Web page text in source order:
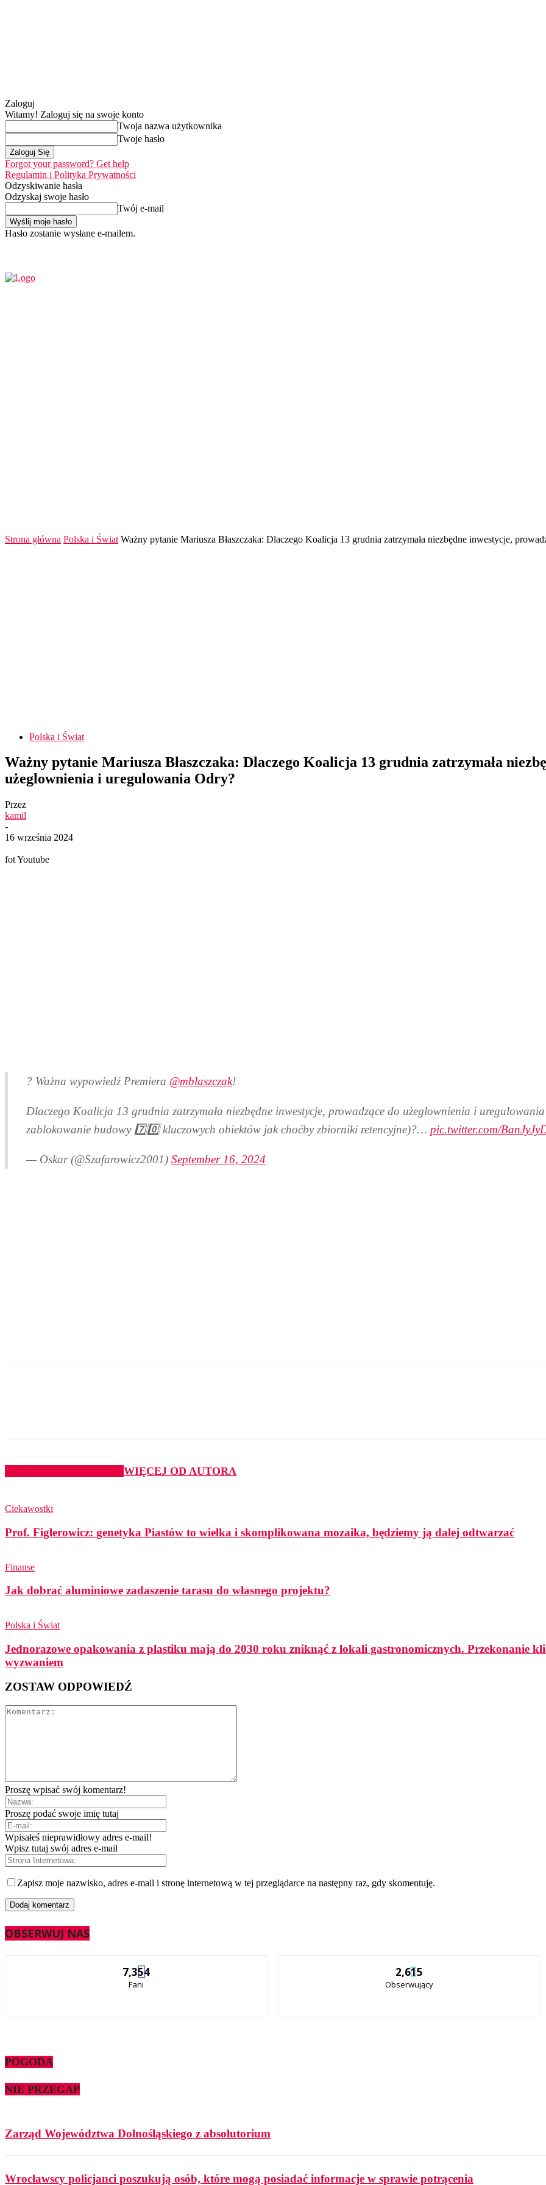
Zaloguj
Witamy! Zaloguj się na swoje konto
Twoja nazwa użytkownika
Twoje hasło
Forgot your password? Get help
Regulamin i Polityka Prywatności
Odzyskiwanie hasła
Odzyskaj swoje hasło
Twój e-mail
Hasło zostanie wysłane e-mailem.
Strona główna Polska i Świat Ważny pytanie Mariusza Błaszczaka: Dlaczego Koalicja 13 grudnia zatrzymała niezbędne inwestycje,
Polska i Świat
Ważny pytanie Mariusza Błaszczaka: Dlaczego Koalicja 13 grudnia zatrzymała
użeglownienia i uregulowania Odry?
Przez
kamil
-
16 września 2024
fot Youtube
? Ważna wypowiedź Premiera @mblaszczak!
Dlaczego Koalicja 13 grudnia zatrzymała niezbędne inwestycje, prowadzące do użeglownienia i
zablokowanie budowy 7️⃣0️⃣ kluczowych obiektów jak choćby zbiorniki retencyjne)?… pic.twitter.com/
— Oskar (@Szafarowicz2001) September 16, 2024
WIĘCEJ OD AUTORA
Ciekawostki
Prof. Figlerowicz: genetyka Piastów to wielka i skomplikowana mozaika, będziemy ją dalej odtwarzać
Finanse
Jak dobrać aluminiowe zadaszenie tarasu do własnego projektu?
Polska i Świat
Jednorazowe opakowania z plastiku mają do 2030 roku zniknąć z lokali gastronomicznych. Przekonanie
wyzwaniem
ZOSTAW ODPOWIEDŹ
Proszę wpisać swój komentarz!
Proszę podać swoje imię tutaj
Wpisałeś nieprawidłowy adres e-mail!
Wpisz tutaj swój adres e-mail
Zapisz moje nazwisko, adres e-mail i stronę internetową w tej przeglądarce na następny raz, gdy skomentuję.
OBSERWUJ NAS
7,354
Fani
2,615
Obserwujący
POGODA
NIE PRZEGAP
Zarząd Województwa Dolnośląskiego z absolutorium
Wrocławscy policjanci poszukują osób, które mogą posiadać informacje w sprawie potrącenia